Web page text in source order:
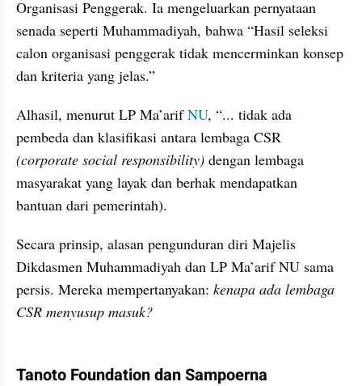
Organisasi Penggerak. Ia mengeluarkan pernyataan
senada seperti Muhammadiyah, bahwa “Hasil seleksi
calon organisasi penggerak tidak mencerminkan konsep
dan kriteria yang jelas.”
Alhasil, menurut LP Ma’arif NU, “... tidak ada
(corporate social responsibility) dengan lembaga
masyarakat yang layak dan berhak mendapatkan
bantuan dari pemerintah).
Secara prinsip, alasan pengunduran diri Majelis
Dikdasmen Muhammadiyah dan LP Ma’arif NU sama
persis. Mereka mempertanyakan: kenapa ada lembaga
CSR menyusup masuk?
Tanoto Foundation dan Sampoerna